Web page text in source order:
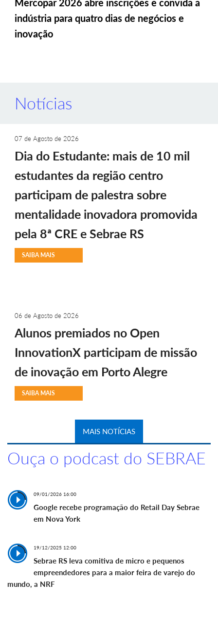
Mercopar 2026 abre inscrições e convida a
indústria para quatro dias de negócios e
inovação
Notícias
07 de Agosto de 2026
Dia do Estudante: mais de 10 mil
estudantes da região centro
participam de palestra sobre
mentalidade inovadora promovida
pela 8ª CRE e Sebrae RS
SAIBA MAIS
06 de Agosto de 2026
Alunos premiados no Open
InnovationX participam de missão
de inovação em Porto Alegre
SAIBA MAIS
MAIS NOTÍCIAS
Ouça o podcast do SEBRAE
09/01/2026 16:00
Google recebe programação do Retail Day Sebrae
em Nova York
19/12/2025 12:00
Sebrae RS leva comitiva de micro e pequenos
empreendedores para a maior feira de varejo do
mundo, a NRF